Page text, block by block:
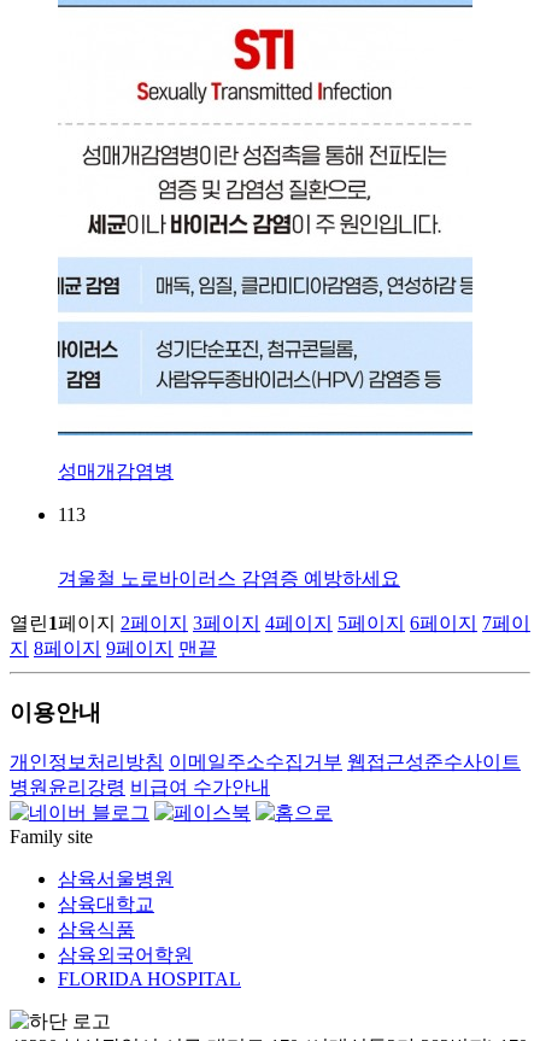
성매개감염병
113
겨울철 노로바이러스 감염증 예방하세요
열린1페이지 2페이지 3페이지 4페이지 5페이지 6페이지 7페이
지 8페이지 9페이지 맨끝
이용안내
개인정보처리방침 이메일주소수집거부 웹접근성준수사이트
병원윤리강령 비급여 수가안내
Family site
삼육서울병원
삼육대학교
삼육식품
삼육외국어학원
FLORIDA HOSPITAL